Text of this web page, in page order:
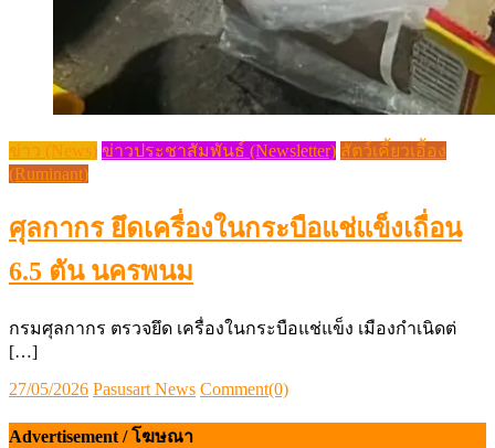
ข่าว (News) ข่าวประชาสัมพันธ์ (Newsletter) สัตว์เคี้ยวเอื้อง
(Ruminant)
ศุลกากร ยึดเครื่องในกระบือแช่แข็งเถื่อน
6.5 ตัน นครพนม
กรมศุลกากร ตรวจยึด เครื่องในกระบือแช่แข็ง เมืองกำเนิดต่
[…]
Posted
27/05/2026 Author
Pasusart News Comment(0)
Advertisement / โฆษณา